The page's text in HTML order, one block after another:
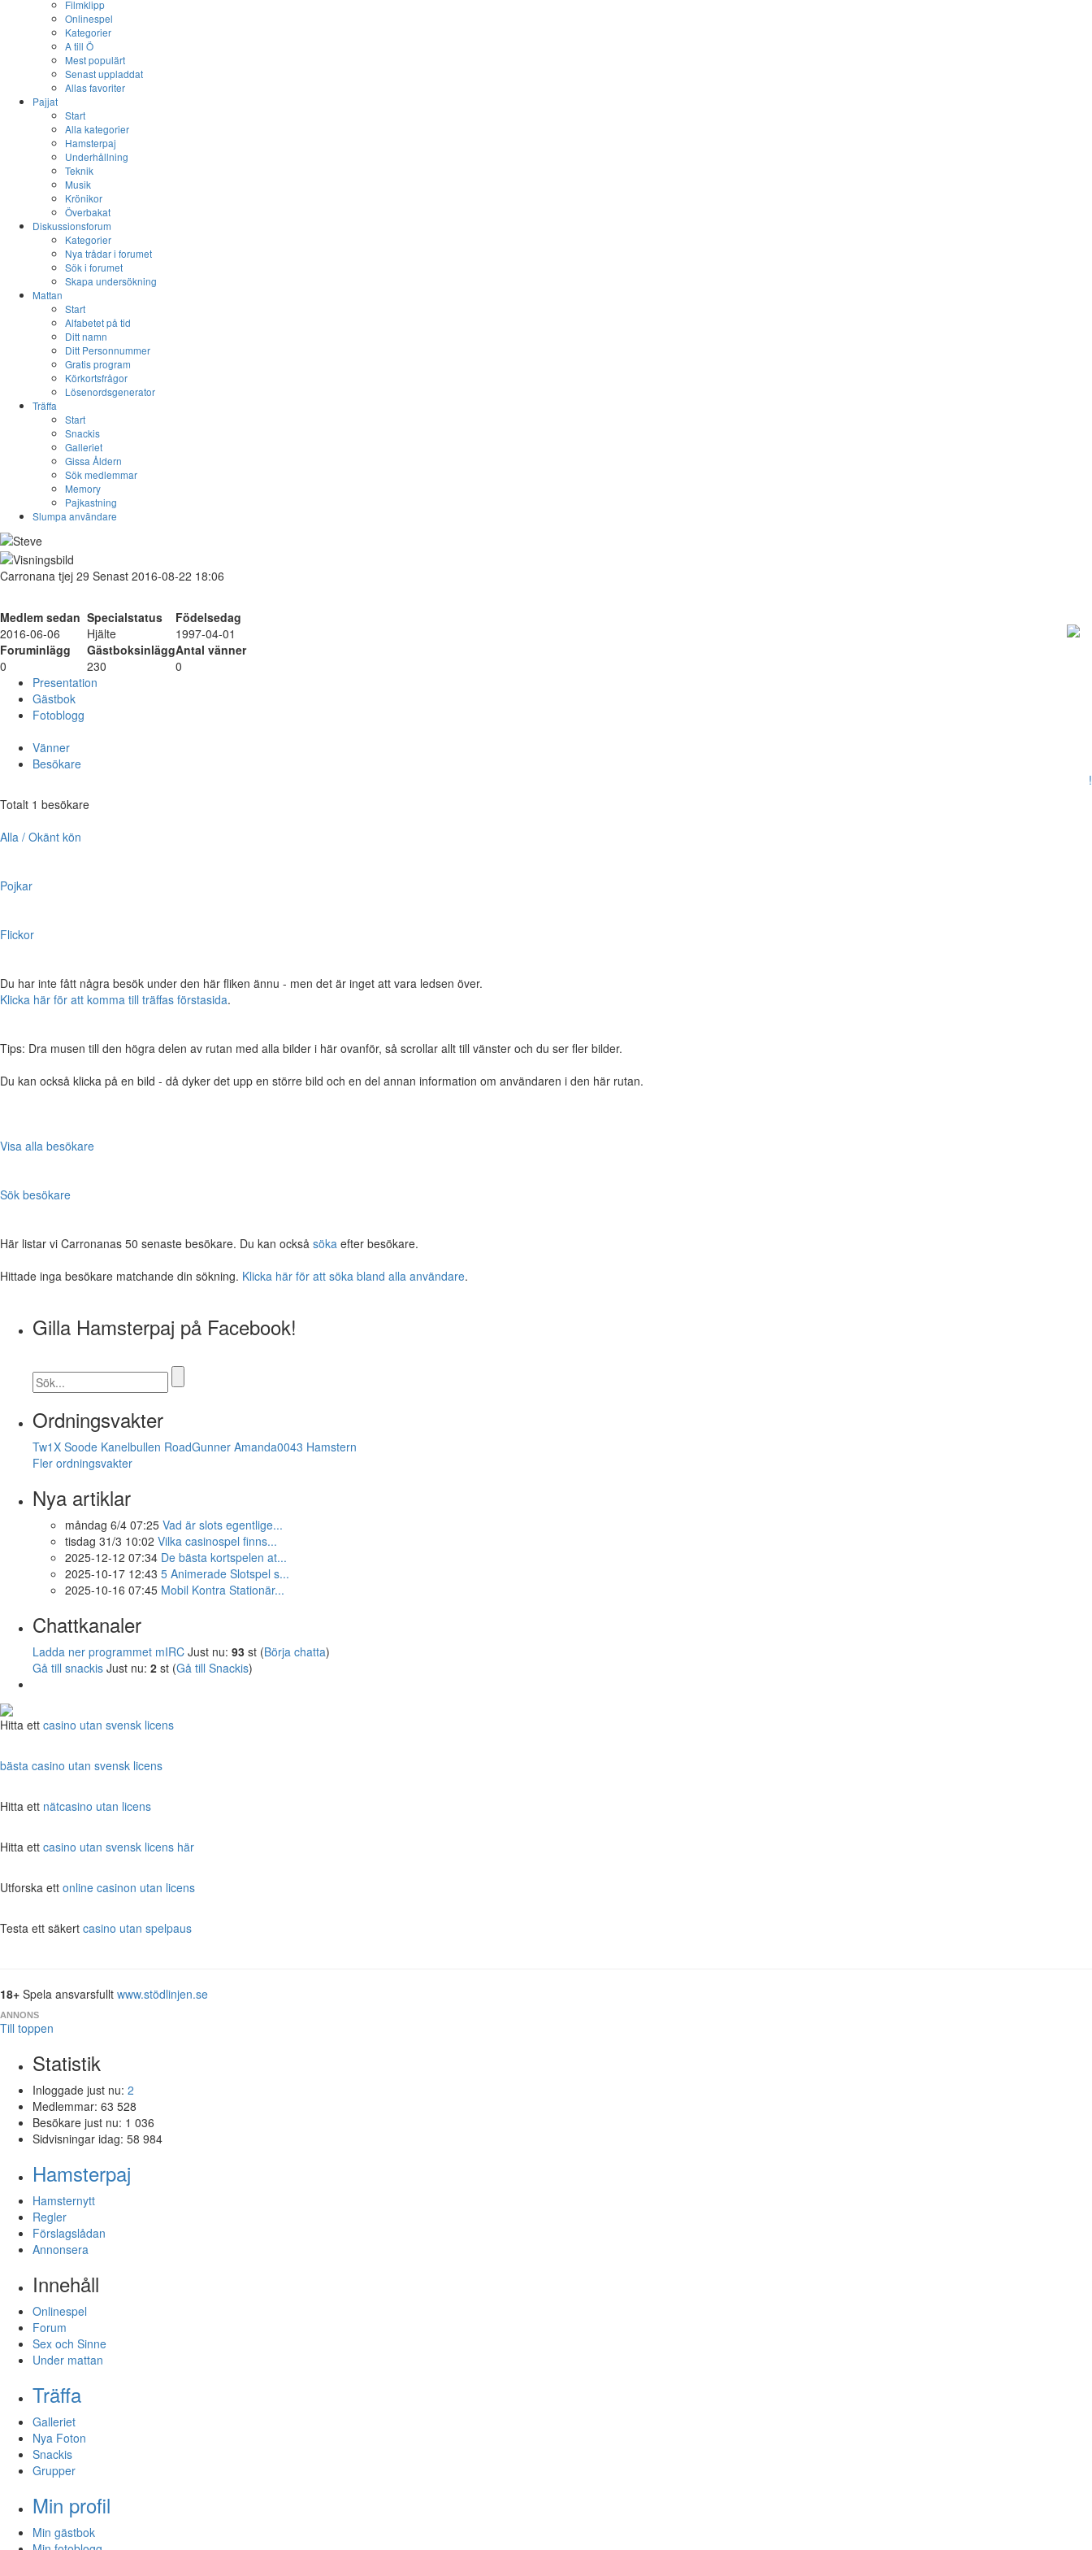
Filmklipp
Onlinespel
Kategorier
A till Ö
Mest populärt
Senast uppladdat
Allas favoriter
Pajjat
Start
Alla kategorier
Hamsterpaj
Underhållning
Teknik
Musik
Krönikor
Överbakat
Diskussionsforum
Kategorier
Nya trådar i forumet
Sök i forumet
Skapa undersökning
Mattan
Start
Alfabetet på tid
Ditt namn
Ditt Personnummer
Gratis program
Körkortsfrågor
Lösenordsgenerator
Träffa
Start
Snackis
Galleriet
Gissa Åldern
Sök medlemmar
Memory
Pajkastning
Slumpa användare
Carronana tjej 29 Senast 2016-08-22 18:06
Medlem sedan Specialstatus
Födelsedag
2016-06-06
Hjälte
1997-04-01
Foruminlägg
GästboksinläggAntal vänner
0
230
0
Presentation
Gästbok
Fotoblogg
Vänner
Besökare
!
Totalt 1 besökare
Alla / Okänt kön
Pojkar
Flickor
Du har inte fått några besök under den här fliken ännu - men det är inget att vara ledsen över.
Klicka här för att komma till träffas förstasida.
Tips: Dra musen till den högra delen av rutan med alla bilder i här ovanför, så scrollar allt till vänster och du ser fler bilder.
Du kan också klicka på en bild - då dyker det upp en större bild och en del annan information om användaren i den här rutan.
Visa alla besökare
Sök besökare
Här listar vi Carronanas 50 senaste besökare. Du kan också söka efter besökare.
Hittade inga besökare matchande din sökning. Klicka här för att söka bland alla användare.
Gilla Hamsterpaj på Facebook!
Ordningsvakter
Tw1X Soode Kanelbullen RoadGunner Amanda0043 Hamstern
Fler ordningsvakter
Nya artiklar
måndag 6/4 07:25 Vad är slots egentlige...
tisdag 31/3 10:02 Vilka casinospel finns...
2025-12-12 07:34 De bästa kortspelen at...
2025-10-17 12:43 5 Animerade Slotspel s...
2025-10-16 07:45 Mobil Kontra Stationär...
Chattkanaler
Ladda ner programmet mIRC Just nu: 93 st (Börja chatta)
Gå till snackis Just nu: 2 st (Gå till Snackis)
Hitta ett casino utan svensk licens
bästa casino utan svensk licens
Hitta ett nätcasino utan licens
Hitta ett casino utan svensk licens här
Utforska ett online casinon utan licens
Testa ett säkert casino utan spelpaus
18+ Spela ansvarsfullt www.stödlinjen.se
ANNONS
Till toppen
Statistik
Inloggade just nu: 2
Medlemmar: 63 528
Besökare just nu: 1 036
Sidvisningar idag: 58 984
Hamsterpaj
Hamsternytt
Regler
Förslagslådan
Annonsera
Innehåll
Onlinespel
Forum
Sex och Sinne
Under mattan
Träffa
Galleriet
Nya Foton
Snackis
Grupper
Min profil
Min gästbok